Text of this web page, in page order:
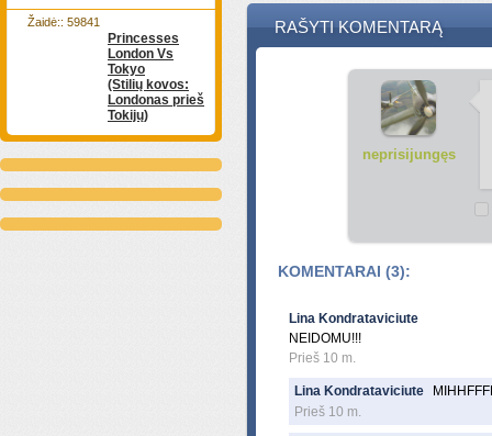
Princesses
London Vs
Tokyo
(Stilių kovos:
Londonas prieš
Tokijų)
Žaidė:: 59841 RAŠYTI KOMENTARĄ
neprisijungęs
KOMENTARAI (3):
Lina Kondrataviciute
NEIDOMU!!!
Prieš 10 m.
Lina Kondrataviciute
Prieš 10 m.